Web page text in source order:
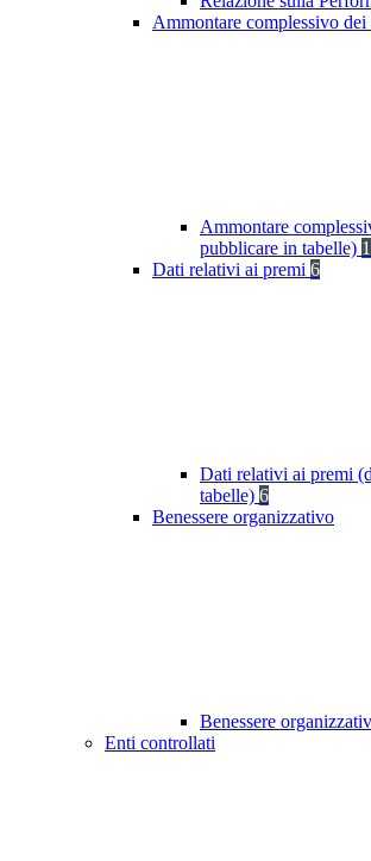
Ammontare complessivo dei
Ammontare
pubblicare in tabelle)
Dati relativi ai premi 6
Dati relativi ai premi
tabelle) 6
Benessere organizzativo
Benessere
Enti controllati